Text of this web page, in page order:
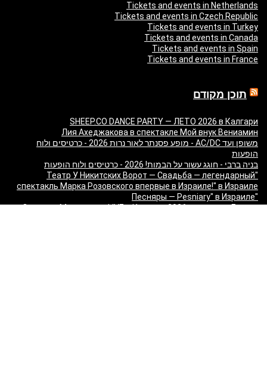
Tickets and events in Netherlands
Tickets and events in Czech Republic
Tickets and events in Turkey
Tickets and events in Canada
Tickets and events in Spain
Tickets and events in France
תוכן מקודם
SHEEP.CO DANCE PARTY — ЛЕТО 2026 в Калгари
Лия Ахеджакова в спектакле Мой внук Вениамин
משופן ועד AC/DC - מופע פסנתר לאור נרות 2026 - כרטיסים ולוח
הופעות
בניה ברבי - חוגג עשור על הבמות! 2026 - כרטיסים ולוח הופעות
"Театр У Никитских Ворот — Свадьба — легендарный
спектакль Марка Розовского впервые в Израиле!" в Израиле
"Песняры — Pesniary" в Израиле
Отпетые Мошенники LIVE в Израиле 2026 — концерт Гарика